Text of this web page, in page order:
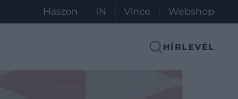
Haszon IN Vince Webshop
HÍRLEVÉL